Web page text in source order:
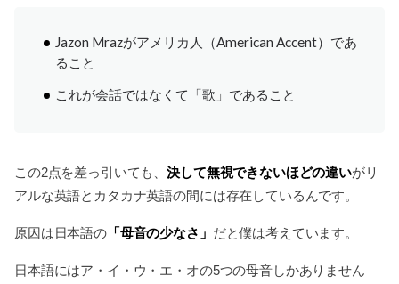
Jazon Mrazがアメリカ人（American Accent）であ
ること
これが会話ではなくて「歌」であること
この2点を差っ引いても、決して無視できないほどの違いがリ
アルな英語とカタカナ英語の間には存在しているんです。
原因は日本語の「母音の少なさ」 だと僕は考えています。
日本語にはア・イ・ウ・エ・オの5つの母音しかありません